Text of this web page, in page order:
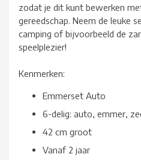
zodat je dit kunt bewerken
gereedschap. Neem de leuke
camping of bijvoorbeeld de
speelplezier!
Kenmerken:
Emmerset Auto
6-delig: auto, emmer,
42 cm groot
Vanaf 2 jaar